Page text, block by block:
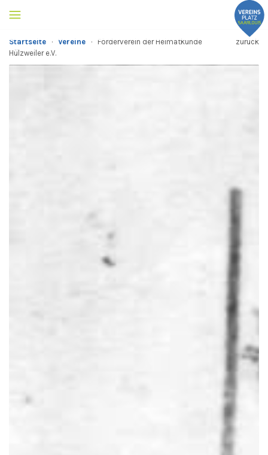
Startseite · Vereine ·
Förderverein der Heimatkunde
Hülzweiler e.V.
zurück